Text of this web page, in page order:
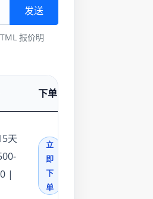
发送
报价明
下单
天
|
立
即
下
单